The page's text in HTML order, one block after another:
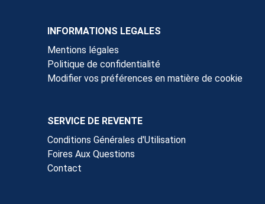
INFORMATIONS LEGALES
Mentions légales
Politique de confidentialité
Modifier vos préférences en matière de cookie
SERVICE DE REVENTE
Conditions Générales d'Utilisation
Foires Aux Questions
Contact